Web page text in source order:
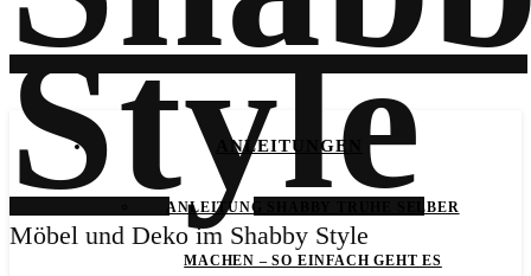
Möbel und Deko im Shabby Style
ANLEITUNGEN
ANLEITUNG SHABBY TRUHE SELBER
MACHEN – SO EINFACH GEHT ES